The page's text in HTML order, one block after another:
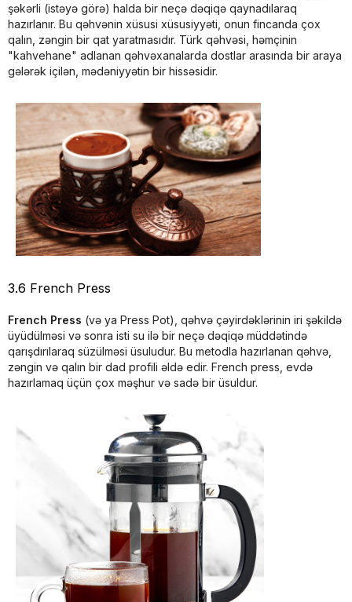
şəkərli (istəyə görə) halda bir neçə dəqiqə qaynadılaraq
hazırlanır. Bu qəhvənin xüsusi xüsusiyyəti, onun fincanda çox
qalın, zəngin bir qat yaratmasıdır. Türk qəhvəsi, həmçinin
"kahvehane" adlanan qəhvəxanalarda dostlar arasında bir araya
gələrək içilən, mədəniyyətin bir hissəsidir.
3.6 French Press
French Press (və ya Press Pot), qəhvə çəyirdəklərinin iri şəkildə
üyüdülməsi və sonra isti su ilə bir neçə dəqiqə müddətində
qarışdırılaraq süzülməsi üsuludur. Bu metodla hazırlanan qəhvə,
zəngin və qalın bir dad profili əldə edir. French press, evdə
hazırlamaq üçün çox məşhur və sadə bir üsuldur.